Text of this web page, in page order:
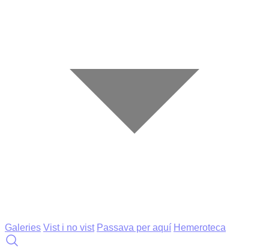
Galeries Vist i no vist Passava per aquí Hemeroteca